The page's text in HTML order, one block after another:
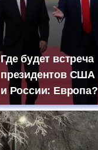
Где будет встреча
президентов США
и России: Европа?